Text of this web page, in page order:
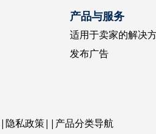
产品与服务
适用于卖家的解决
发布广告
隐私政策 产品分类导航